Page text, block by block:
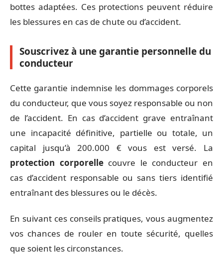
bottes adaptées. Ces protections peuvent réduire
les blessures en cas de chute ou d’accident.
Souscrivez à une garantie personnelle du
conducteur
Cette garantie indemnise les dommages corporels
du conducteur, que vous soyez responsable ou non
de l’accident. En cas d’accident grave entraînant
une incapacité définitive, partielle ou totale, un
capital jusqu’à 200.000 € vous est versé. La
protection corporellecouvre le conducteur en
cas d’accident responsable ou sans tiers identifié
entraînant des blessures ou le décès.
En suivant ces conseils pratiques, vous augmentez
vos chances de rouler en toute sécurité, quelles
que soient les circonstances.